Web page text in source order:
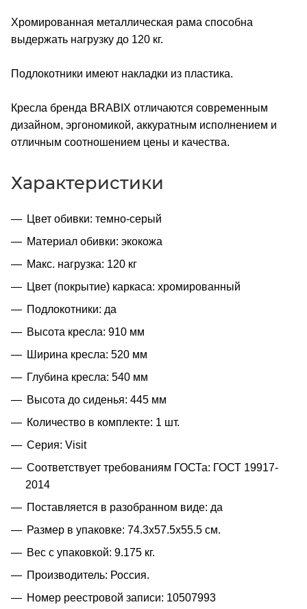
Хромированная металлическая рама способна
выдержать нагрузку до 120 кг.
Подлокотники имеют накладки из пластика.
Кресла бренда BRABIX отличаются современным
дизайном, эргономикой, аккуратным исполнением и
отличным соотношением цены и качества.
Характеристики
Цвет обивки: темно-серый
Материал обивки: экокожа
Макс. нагрузка: 120 кг
Цвет (покрытие) каркаса: хромированный
Подлокотники: да
Высота кресла: 910 мм
Ширина кресла: 520 мм
Глубина кресла: 540 мм
Высота до сиденья: 445 мм
Количество в комплекте: 1 шт.
Серия: Visit
Соответствует требованиям ГОСТа: ГОСТ 19917-
2014
Поставляется в разобранном виде: да
Размер в упаковке: 74.3x57.5x55.5 см.
Вес с упаковкой: 9.175 кг.
Производитель: Россия.
Номер реестровой записи: 10507993